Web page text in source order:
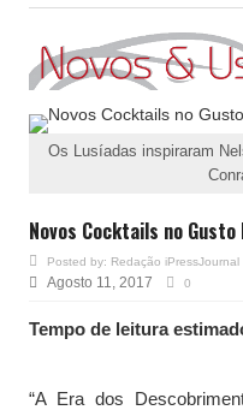
Os Lusíadas inspiraram
Novos Cocktails no
Posted by: Redação iPressJournal
Agosto 11, 2017 0
Tempo de leitura
“A Era dos